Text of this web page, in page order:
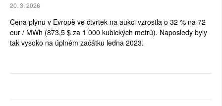
20. 3. 2026
Cena plynu v Evropě ve čtvrtek na aukci vzrostla o 32 % na 72
eur / MWh (873,5 $ za 1 000 kubických metrů). Naposledy byly
tak vysoko na úplném začátku ledna 2023.